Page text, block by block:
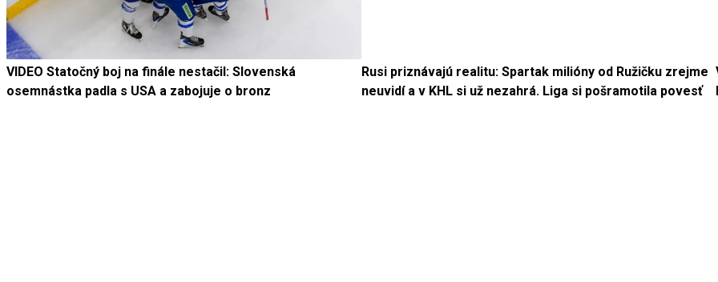
VIDEO Statočný boj na finále nestačil: Slovenská
osemnástka padla s USA a zabojuje o bronz
Rusi priznávajú realitu: Spartak milióny od Ružičku zrejme
neuvidí a v KHL si už nezahrá. Liga si pošramotila povesť